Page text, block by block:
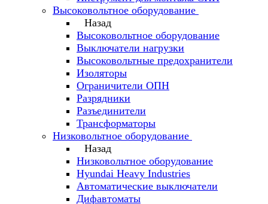
Высоковольтное оборудование
Назад
Высоковольтное оборудование
Выключатели нагрузки
Высоковольтные предохранители
Изоляторы
Ограничители ОПН
Разрядники
Разъединители
Трансформаторы
Низковольтное оборудование
Назад
Низковольтное оборудование
Hyundai Heavy Industries
Автоматические выключатели
Дифавтоматы